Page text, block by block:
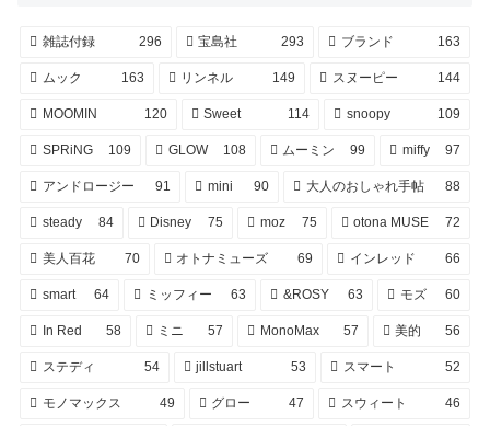
雑誌付録 296 宝島社 293 ブランド 163
ムック 163 リンネル 149 スヌーピー 144
MOOMIN 120 Sweet 114 snoopy 109
SPRiNG 109 GLOW 108 ムーミン 99 miffy 97
アンドロージー 91 mini 90 大人のおしゃれ手帖 88
steady 84 Disney 75 moz 75 otona MUSE 72
美人百花 70 オトナミューズ 69 インレッド 66
smart 64 ミッフィー 63 &ROSY 63 モズ 60
In Red 58 ミニ 57 MonoMax 57 美的 56
ステディ 54 jillstuart 53 スマート 52
モノマックス 49 グロー 47 スウィート 46